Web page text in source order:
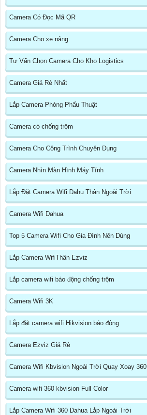
Camera Có Đọc Mã QR
Camera Cho xe nâng
Tư Vấn Chọn Camera Cho Kho Logistics
Camera Giá Rẻ Nhất
Lắp Camera Phòng Phẩu Thuật
Camera có chống trộm
Camera Cho Công Trình Chuyên Dụng
Camera Nhìn Màn Hình Máy Tính
Lắp Đặt Camera Wifi Dahu Thân Ngoài Trời
Camera Wifi Dahua
Top 5 Camera Wifi Cho Gia Đình Nên Dùng
Lắp Camera WifiThân Ezviz
Lắp camera wifi báo động chống trộm
Camera Wifi 3K
Lắp đặt camera wifi Hikvision báo động
Camera Ezviz Giá Rẻ
Camera Wifi Kbvision Ngoài Trời Quay Xoay 360
Camera wifi 360 kbvision Full Color
Lắp Camera Wifi 360 Dahua Lắp Ngoài Trời